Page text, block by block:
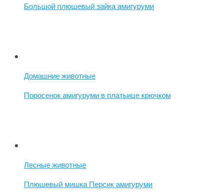
Большой плюшевый зайка амигуруми
Домашние животные
Поросенок амигуруми в платьице крючком
Лесные животные
Плюшевый мишка Персик амигуруми